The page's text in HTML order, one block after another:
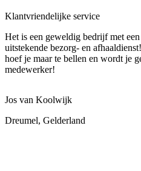
Klantvriendelijke service
Het is een geweldig bedrijf met
uitstekende bezorg- en
hoef je maar te bellen en wordt je
medewerker!
Jos van Koolwijk
Dreumel, Gelderland